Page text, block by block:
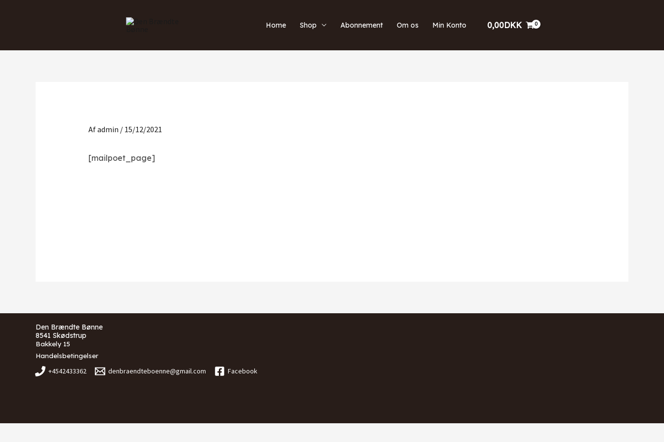
Home Shop Abonnement Om os Min Konto 0,00DKK
Afadmin / 15/12/2021
[mailpoet_page]
Den Brændte Bønne
8541 Skødstrup
Bakkely 15
Handelsbetingelser
+4542433362 denbraendteboenne@gmail.com Facebook